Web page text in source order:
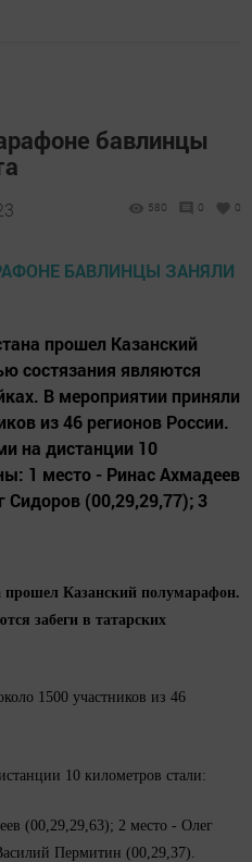
бавлинцы
580 0 0
прошел Казанский
состязания являются
В мероприятии приняли
из 46 регионов России.
на дистанции 10
1 место - Ринас Ахмадеев
Сидоров (00,29,29,77); 3
прошел Казанский полумарафон.
забеги в татарских
1500 участников из 46
10 километров стали:
(00,29,29,63); 2 место - Олег
Пермитин (00,29,37).